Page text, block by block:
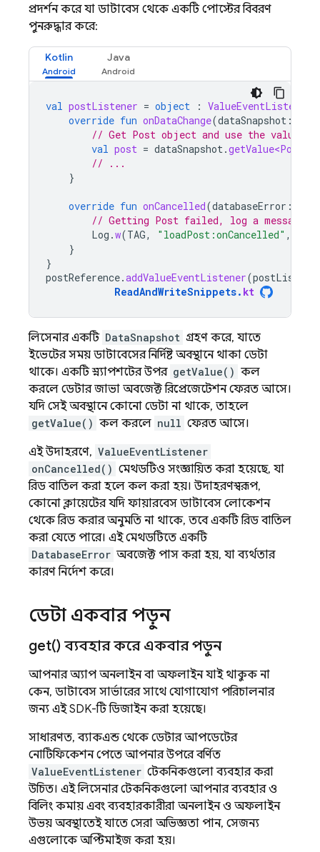
প্রদর্শন করে যা ডাটাবেস থেকে একটি পোস্টের বিবরণ
পুনরুদ্ধার করে:
Kotlin Java
val postListener = object : ValueEventListener
override fun onDataChange(dataSnapshot :
// Get Post object and use the values
val post = dataSnapshot.getValue<Post>
// ...
}
override fun onCancelled(databaseError :
// Getting Post failed, log a message
Log .w(TAG, "loadPost:onCancelled" ,
}
}
postReference.addValueEventListener(
ReadAndWriteSnippets. kt
লিসেনার একটি DataSnapshot গ্রহণ করে, যাতে
ইভেন্টের সময় ডাটাবেসের নির্দিষ্ট অবস্থানে থাকা ডেটা
থাকে। একটি স্ন্যাপশটের উপর getValue() কল
করলে ডেটার জাভা অবজেক্ট রিপ্রেজেন্টেশন ফেরত আসে।
যদি সেই অবস্থানে কোনো ডেটা না থাকে, তাহলে
getValue() কল করলে null ফেরত আসে।
এই উদাহরণে, ValueEventListener
onCancelled() মেথডটিও সংজ্ঞায়িত করা হয়েছে, যা
রিড বাতিল করা হলে কল করা হয়। উদাহরণস্বরূপ,
কোনো ক্লায়েন্টের যদি ফায়ারবেস ডাটাবেস লোকেশন
থেকে রিড করার অনুমতি না থাকে, তবে একটি রিড বাতিল
করা যেতে পারে। এই মেথডটিতে একটি
DatabaseError অবজেক্ট পাস করা হয়, যা ব্যর্থতার
কারণ নির্দেশ করে।
ডেটা একবার পড়ুন
get() ব্যবহার করে একবার পড়ুন
আপনার অ্যাপ অনলাইন বা অফলাইন যাই থাকুক না
কেন, ডাটাবেস সার্ভারের সাথে যোগাযোগ পরিচালনার
জন্য এই SDK-টি ডিজাইন করা হয়েছে।
সাধারণত, ব্যাকএন্ড থেকে ডেটার আপডেটের
নোটিফিকেশন পেতে আপনার উপরে বর্ণিত
ValueEventListener টেকনিকগুলো ব্যবহার করা
উচিত। এই লিসেনার টেকনিকগুলো আপনার ব্যবহার ও
বিলিং কমায় এবং ব্যবহারকারীরা অনলাইন ও অফলাইন
উভয় অবস্থাতেই যাতে সেরা অভিজ্ঞতা পান, সেজন্য
এগুলোকে অপ্টিমাইজ করা হয়।